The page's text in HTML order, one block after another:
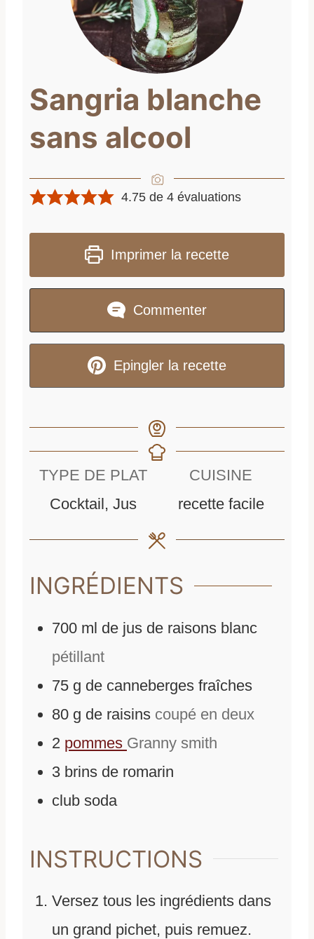
Sangria blanche
sans alcool
4.75 de4 évaluations
Imprimer la recette
Commenter
Epingler la recette
TYPE DE PLAT
Cocktail, Jus
CUISINE
recette facile
INGRÉDIENTS
700 ml de jus de raisons blanc
pétillant
75 g de canneberges fraîches
80 g de raisins coupé en deux
2 pommes Granny smith
3 brins de romarin
club soda
INSTRUCTIONS
Versez tous les ingrédients dans
un grand pichet, puis remuez.